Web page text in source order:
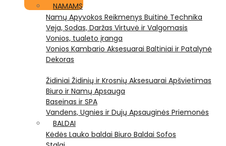
NAMAMS
Namų Apyvokos Reikmenys Buitinė Technika
Veja, Sodas, Daržas Virtuvė ir Valgomasis
Vonios, tualeto įranga
Vonios Kambario Aksesuarai Baltiniai ir Patalynė
Dekoras
Židiniai Židinių ir Krosnių Aksesuarai Apšvietimas
Biuro ir Namų Apsauga
Baseinas ir SPA
Vandens, Ugnies ir Dujų Apsauginės Priemonės
BALDAI
Kėdės Lauko baldai Biuro Baldai Sofos